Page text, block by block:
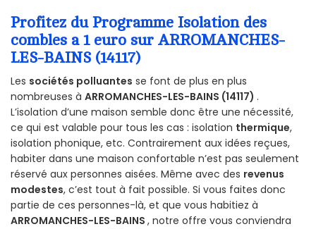
Profitez du Programme Isolation des
combles a 1 euro sur ARROMANCHES-
LES-BAINS (14117)
Les sociétés polluantes se font de plus en plus
nombreuses à ARROMANCHES-LES-BAINS (14117) .
L’isolation d’une maison semble donc être une nécessité,
ce qui est valable pour tous les cas : isolation thermique,
isolation phonique, etc. Contrairement aux idées reçues,
habiter dans une maison confortable n’est pas seulement
réservé aux personnes aisées. Même avec des revenus
modestes, c’est tout à fait possible. Si vous faites donc
partie de ces personnes-là, et que vous habitiez à
ARROMANCHES-LES-BAINS , notre offre vous conviendra